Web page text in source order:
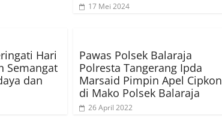
17 Mei 2024
Hari
Semangat
dan
Pawas Polsek Balaraja
Polresta Tangerang Ipda
Marsaid Pimpin Apel Cipkon
di Mako Polsek Balaraja
26 April 2022